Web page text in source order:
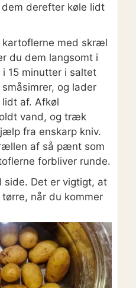
derefter køle lidt
kartoflerne med skræl
du dem langsomt i
15 minutter i saltet
og lader
af. Afkøl
vand, og træk
fra enskarp kniv.
af så pænt som
forbliver runde.
Det er vigtigt, at
når du kommer